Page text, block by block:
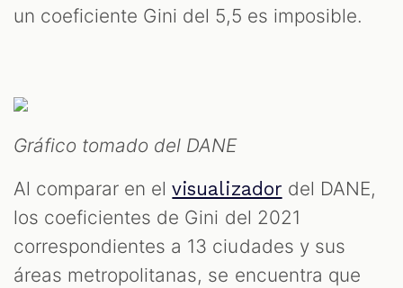
un coeficiente Gini del 5,5 es imposible.
Gráfico tomado del DANE
Al comparar en elvisualizador del DANE,
los coeficientes de Gini del 2021
correspondientes a 13 ciudades y sus
áreas metropolitanas, se encuentra que